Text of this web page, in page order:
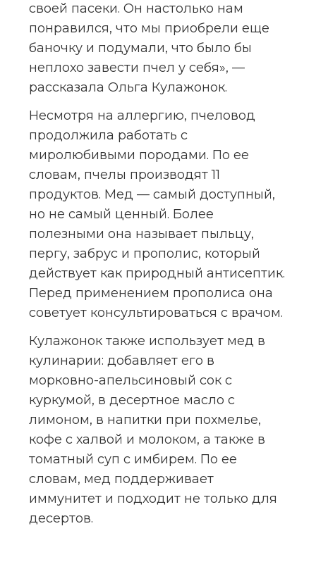
своей пасеки. Он настолько нам
понравился, что мы приобрели еще
баночку и подумали, что было бы
неплохо завести пчел у себя», —
рассказала Ольга Кулажонок.
Несмотря на аллергию, пчеловод
продолжила работать с
миролюбивыми породами. По ее
словам, пчелы производят 11
продуктов. Мед — самый доступный,
но не самый ценный. Более
полезными она называет пыльцу,
пергу, забрус и прополис, который
действует как природный антисептик.
Перед применением прополиса она
советует консультироваться с врачом.
Кулажонок также использует мед в
кулинарии: добавляет его в
морковно-апельсиновый сок с
куркумой, в десертное масло с
лимоном, в напитки при похмелье,
кофе с халвой и молоком, а также в
томатный суп с имбирем. По ее
словам, мед поддерживает
иммунитет и подходит не только для
десертов.